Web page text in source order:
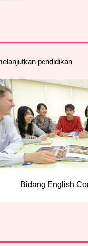
pendidikan
Bidang English